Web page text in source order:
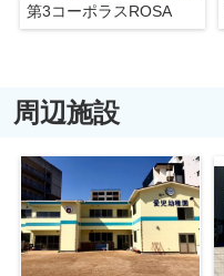
第3コーポラスROSA
周辺施設